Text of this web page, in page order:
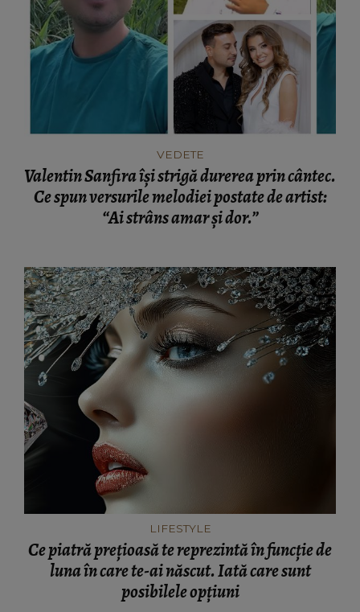
VEDETE
Valentin Sanfira își strigă durerea prin cântec.
Ce spun versurile melodiei postate de artist:
“Ai strâns amar și dor.”
LIFESTYLE
Ce piatră prețioasă te reprezintă în funcție de
luna în care te-ai născut. Iată care sunt
posibilele opțiuni